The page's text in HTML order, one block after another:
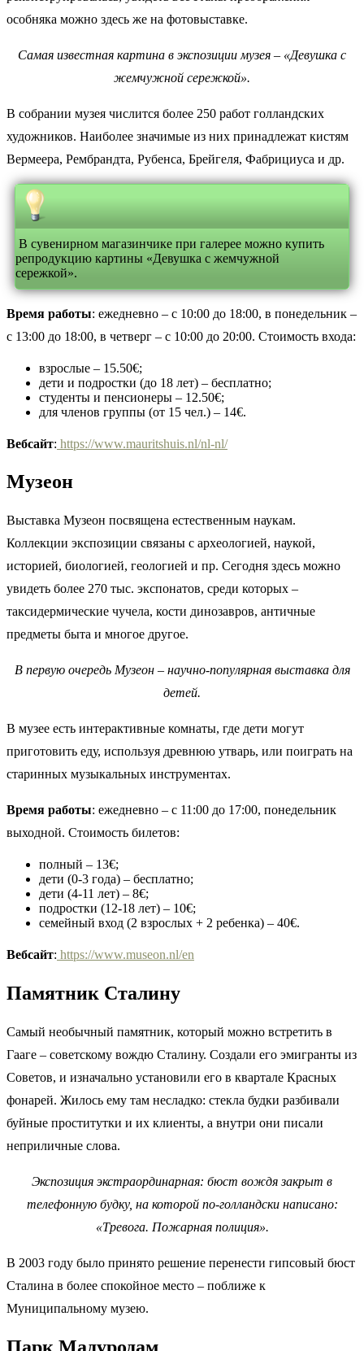
особняка можно здесь же на фотовыставке.
Самая известная картина в экспозиции музея – «Девушка с
жемчужной сережкой».
В собрании музея числится более 250 работ голландских
художников. Наиболее значимые из них принадлежат кистям
Вермеера, Рембрандта, Рубенса, Брейгеля, Фабрициуса и др.
В сувенирном магазинчике при галерее можно купить
репродукцию картины «Девушка с жемчужной
сережкой».
Время работы: ежедневно – с 10:00 до 18:00, в понедельник –
с 13:00 до 18:00, в четверг – с 10:00 до 20:00. Стоимость входа:
взрослые – 15.50€;
дети и подростки (до 18 лет) – бесплатно;
студенты и пенсионеры – 12.50€;
для членов группы (от 15 чел.) – 14€.
Вебсайт: https://www.mauritshuis.nl/nl-nl/
Музеон
Выставка Музеон посвящена естественным наукам.
Коллекции экспозиции связаны с археологией, наукой,
историей, биологией, геологией и пр. Сегодня здесь можно
увидеть более 270 тыс. экспонатов, среди которых –
таксидермические чучела, кости динозавров, античные
предметы быта и многое другое.
В первую очередь Музеон – научно-популярная выставка для
детей.
В музее есть интерактивные комнаты, где дети могут
приготовить еду, используя древнюю утварь, или поиграть на
старинных музыкальных инструментах.
Время работы: ежедневно – с 11:00 до 17:00, понедельник
выходной. Стоимость билетов:
полный – 13€;
дети (0-3 года) – бесплатно;
дети (4-11 лет) – 8€;
подростки (12-18 лет) – 10€;
семейный вход (2 взрослых + 2 ребенка) – 40€.
Вебсайт: https://www.museon.nl/en
Памятник Сталину
Самый необычный памятник, который можно встретить в
Гааге – советскому вождю Сталину. Создали его эмигранты из
Советов, и изначально установили его в квартале Красных
фонарей. Жилось ему там несладко: стекла будки разбивали
буйные проститутки и их клиенты, а внутри они писали
неприличные слова.
Экспозиция экстраординарная: бюст вождя закрыт в
телефонную будку, на которой по-голландски написано:
«Тревога. Пожарная полиция».
В 2003 году было принято решение перенести гипсовый бюст
Сталина в более спокойное место – поближе к
Муниципальному музею.